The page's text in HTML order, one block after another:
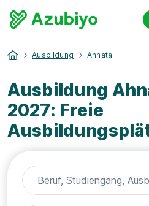
Ausbildung Ahnatal
Ausbildung
2027: Freie